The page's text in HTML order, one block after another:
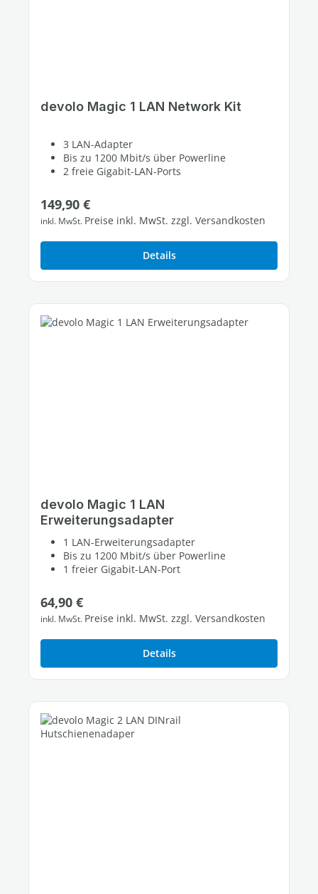
devolo Magic 1 LAN Network Kit
3 LAN-Adapter
Bis zu 1200 Mbit/s über Powerline
2 freie Gigabit-LAN-Ports
Regulärer Preis:
149,90 €
inkl. MwSt. Preise inkl. MwSt. zzgl. Versandkosten
Details
devolo Magic 1 LAN
Erweiterungsadapter
1 LAN-Erweiterungsadapter
Bis zu 1200 Mbit/s über Powerline
1 freier Gigabit-LAN-Port
Regulärer Preis:
64,90 €
inkl. MwSt. Preise inkl. MwSt. zzgl. Versandkosten
Details